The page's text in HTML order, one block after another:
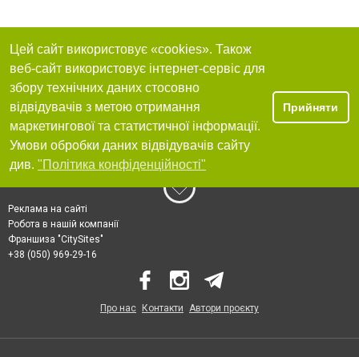
Цей сайт використовує «cookies». Також
веб-сайт використовує інтернет-сервіс для
збору технічних даних стосовно
відвідувачів з метою отримання
маркетингової та статистичної інформації.
Умови обробки даних відвідувачів сайту
див. "Політика конфіденційності"
Прийняти
Реклама на сайті
Робота в нашій компанії
Франшиза "CitySites"
+38 (050) 969-29-16
Про нас Контакти Автори проєкту